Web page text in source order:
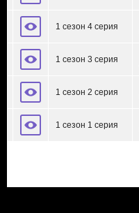
1 сезон 4 серия
1 сезон 3 серия
1 сезон 2 серия
1 сезон 1 серия